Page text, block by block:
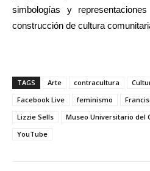
simbologías y
construcción de cultura
TAGS Arte contracultura
Facebook Live
feminismo
Lizzie Sells
Museo Universitario del
YouTube